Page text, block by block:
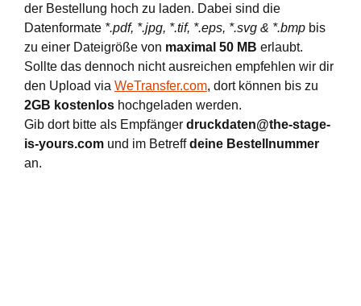
der Bestellung hoch zu laden. Dabei sind die
Datenformate *.pdf, *.jpg, *.tif, *.eps, *.svg & *.bmp bis
zu einer Dateigröße von maximal 50 MB erlaubt.
Sollte das dennoch nicht ausreichen empfehlen wir dir
den Upload via WeTransfer.com, dort können bis zu
2GB kostenlos hochgeladen werden.
Gib dort bitte als Empfänger druckdaten@the-stage-
is-yours.com und im Betreffdeine Bestellnummer
an.